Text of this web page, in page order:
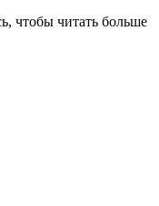
чтобы читать больше